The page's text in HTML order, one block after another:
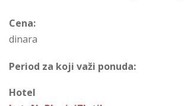
Cena:
dinara
Period za koji važi ponuda:
Hotel